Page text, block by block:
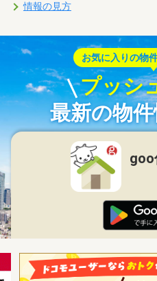
情報の見方
お気に入りの物
プッシ
最新の物
goo